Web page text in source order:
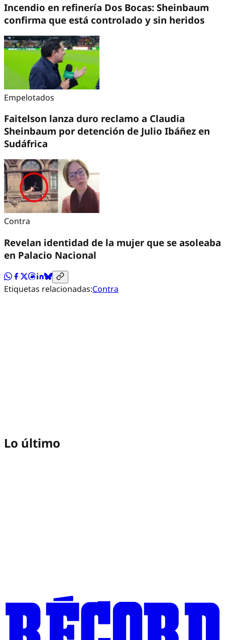
Incendio en refinería Dos Bocas: Sheinbaum
confirma que está controlado y sin heridos
Empelotados
Faitelson lanza duro reclamo a Claudia
Sheinbaum por detención de Julio Ibáñez en
Sudáfrica
Contra
Revelan identidad de la mujer que se asoleaba
en Palacio Nacional
Etiquetas relacionadas:Contra
Lo último